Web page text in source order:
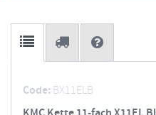
Code: BX11ELB